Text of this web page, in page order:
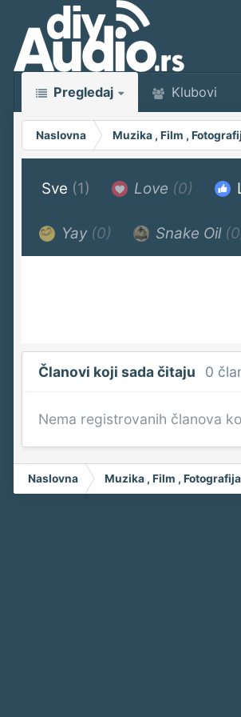
Pregledaj Klubovi
Naslovna Muzika , Film ,
Sve (1) Love (0)
Yay (0) Snake Oil
Članovi koji sada čitaju 0
Nema registrovanih članova
Naslovna Muzika , Film ,